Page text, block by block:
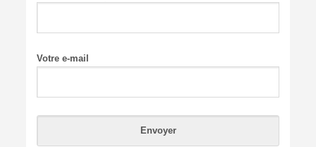
Votre e-mail